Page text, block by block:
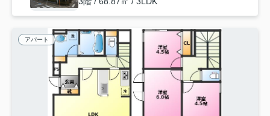
アパート